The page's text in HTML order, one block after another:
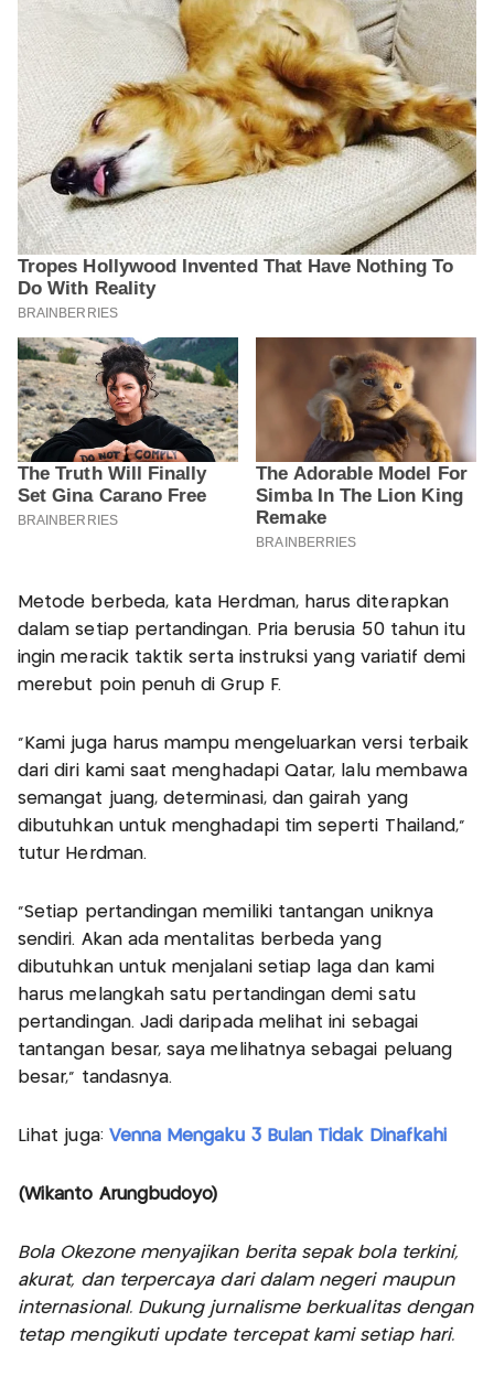
Metode berbeda, kata Herdman, harus diterapkan
dalam setiap pertandingan. Pria berusia 50 tahun itu
ingin meracik taktik serta instruksi yang variatif demi
merebut poin penuh di Grup F.
"Kami juga harus mampu mengeluarkan versi terbaik
dari diri kami saat menghadapi Qatar, lalu membawa
semangat juang, determinasi, dan gairah yang
dibutuhkan untuk menghadapi tim seperti Thailand,"
tutur Herdman.
"Setiap pertandingan memiliki tantangan uniknya
sendiri. Akan ada mentalitas berbeda yang
dibutuhkan untuk menjalani setiap laga dan kami
harus melangkah satu pertandingan demi satu
pertandingan. Jadi daripada melihat ini sebagai
tantangan besar, saya melihatnya sebagai peluang
besar," tandasnya.
Lihat juga: Venna Mengaku 3 Bulan Tidak Dinafkahi
(Wikanto Arungbudoyo)
Bola Okezone menyajikan berita sepak bola terkini,
akurat, dan terpercaya dari dalam negeri maupun
internasional. Dukung jurnalisme berkualitas dengan
tetap mengikuti update tercepat kami setiap hari.